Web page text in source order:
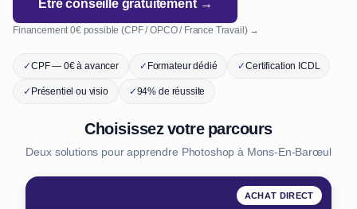
Être conseillé gratuitement →
Financement 0€ possible (CPF / OPCO / France Travail) →
✓CPF — 0€ à avancer ✓Formateur dédié ✓Certification ICDL
✓Présentiel ou visio ✓94% de réussite
Choisissez votre parcours
Deux solutions pour apprendre Photoshop à Mons-En-Barœul
ACHAT DIRECT